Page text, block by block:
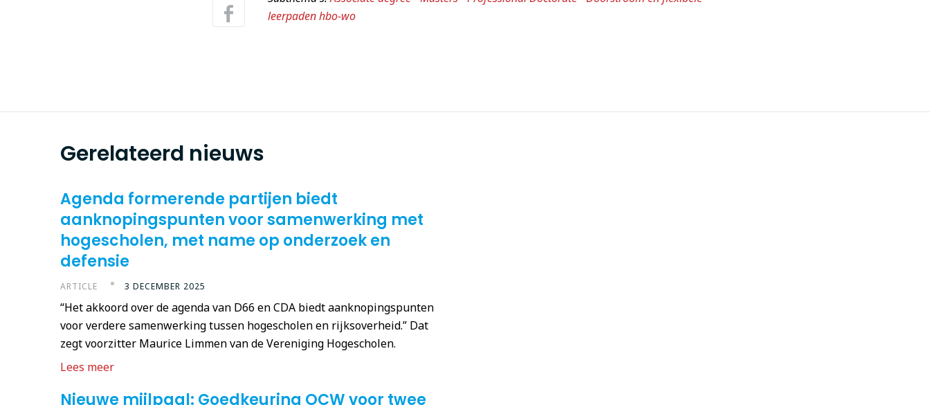
leerpaden hbo-wo
Gerelateerd nieuws
Agenda formerende partijen biedt
aanknopingspunten voor samenwerking met
hogescholen, met name op onderzoek en
defensie
ARTICLE 3 DECEMBER 2025
“Het akkoord over de agenda van D66 en CDA biedt aanknopingspunten
voor verdere samenwerking tussen hogescholen en rijksoverheid.” Dat
zegt voorzitter Maurice Limmen van de Vereniging Hogescholen.
Lees meer
Nieuwe mijlpaal: Goedkeuring OCW voor twee